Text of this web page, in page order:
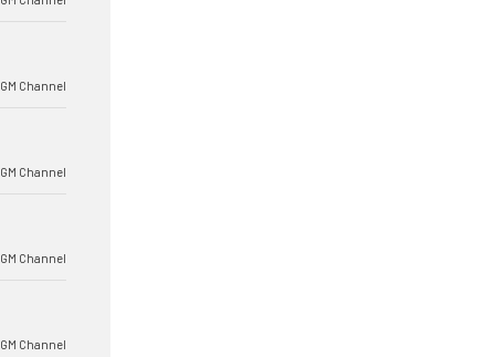
Channel
Channel
Channel
Channel